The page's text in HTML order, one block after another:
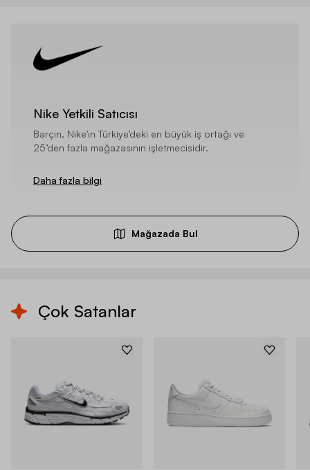
Nike Yetkili Satıcısı
Barçın, Nike’ın Türkiye’deki en büyük iş ortağı ve
25’den fazla mağazasının işletmecisidir.
Daha fazla bilgi
Mağazada Bul
Çok Satanlar